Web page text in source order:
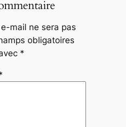
mail ne sera pas
obligatoires
*